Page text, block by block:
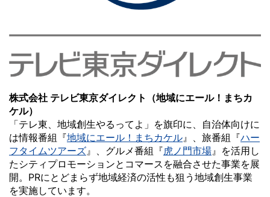
株式会社 テレビ東京ダイレクト（地域にエール！まちカ
ケル）
「テレ東、地域創生やるってよ」を旗印に、自治体向けに
は情報番組『地域にエール！まちカケル 』、旅番組『ハー
フタイムツアーズ 』、グルメ番組『虎ノ門市場 』を活用し
たシティプロモーションとコマースを融合させた事業を展
開。PRにとどまらず地域経済の活性も狙う地域創生事業
を実施しています。